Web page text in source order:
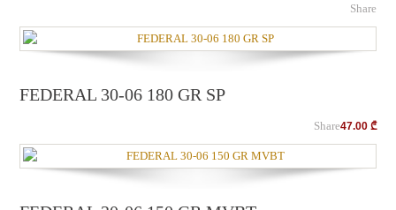
Share
FEDERAL 30-06 180 GR SP
47.00 ₾
Share